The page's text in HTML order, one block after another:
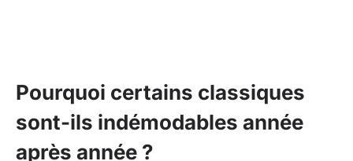
Pourquoi certains classiques
sont-ils indémodables année
après année ?